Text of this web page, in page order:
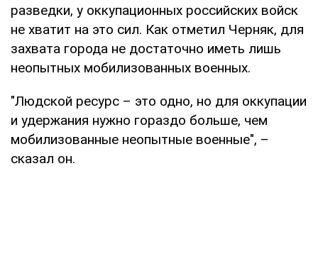
разведки, у оккупационных российских войск
не хватит на это сил. Как отметил Черняк, для
захвата города не достаточно иметь лишь
неопытных мобилизованных военных.
"Людской ресурс – это одно, но для оккупации
и удержания нужно гораздо больше, чем
мобилизованные неопытные военные", –
сказал он.